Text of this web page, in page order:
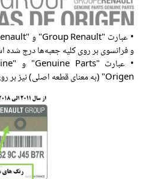
و فرانسوی بر روی کلیه جعبه‌ها درج شده
Origen" (به معنای
قطعهاصلی) نیز بر